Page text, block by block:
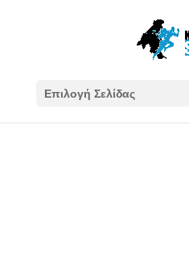
Επιλογή Σελίδας